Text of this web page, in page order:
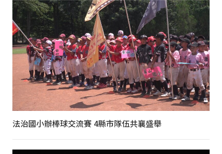
法治國小辦棒球交流賽 4縣市隊伍共襄盛舉